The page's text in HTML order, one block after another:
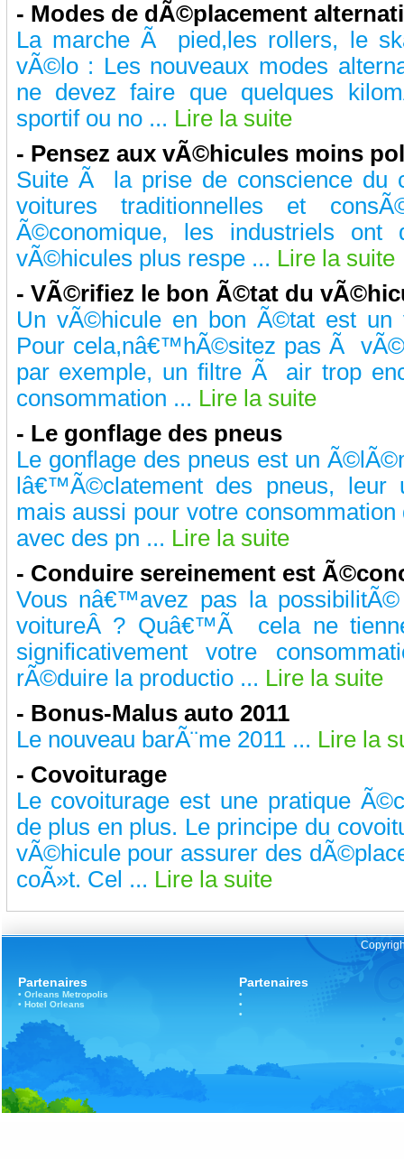
- Modes de dÃ©placement
La marche Ã pied,les rollers, le
vÃ©lo : Les nouveaux modes
ne devez faire que quelques
sportif ou no ... Lire la suite
- Pensez aux vÃ©hicules moins
Suite Ã la prise de conscience du
voitures traditionnelles et
Ã©conomique, les industriels ont
vÃ©hicules plus respe ... Lire la suite
- VÃ©rifiez le bon Ã©tat du
Un vÃ©hicule en bon Ã©tat est un
Pour cela,nâ€™hÃ©sitez pas Ã
par exemple, un filtre Ã air trop
consommation ... Lire la suite
- Le gonflage des pneus
Le gonflage des pneus est un
lâ€™Ã©clatement des pneus,
mais aussi pour votre
avec des pn ... Lire la suite
- Conduire sereinement est
Vous nâ€™avez pas la
voitureÂ ? Quâ€™Ã cela ne
significativement votre
rÃ©duire la productio ... Lire la suite
- Bonus-Malus auto 2011
Le nouveau barÃ¨me 2011 ... Lire la
- Covoiturage
Le covoiturage est une pratique
de plus en plus. Le principe du
vÃ©hicule pour assurer des
coÃ»t. Cel ... Lire la suite
Partenaires
• Orleans Metropolis
• Hotel Orleans
Partenaires
•
•
•